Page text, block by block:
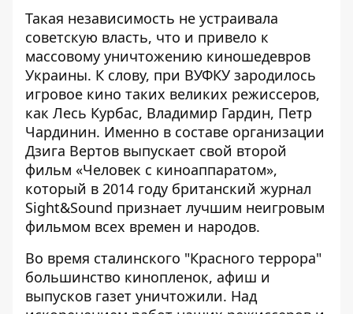
Такая независимость не устраивала
советскую власть, что и привело к
массовому уничтожению киношедевров
Украины. К слову, при ВУФКУ зародилось
игровое кино таких великих режиссеров,
как Лесь Курбас, Владимир Гардин, Петр
Чардинин. Именно в составе организации
Дзига Вертов выпускает свой второй
фильм «Человек с киноаппаратом»,
который в 2014 году британский журнал
Sight&Sound признает лучшим неигровым
фильмом всех времен и народов.
Во время сталинского "Красного террора"
большинство кинопленок, афиш и
выпусков газет уничтожили. Над